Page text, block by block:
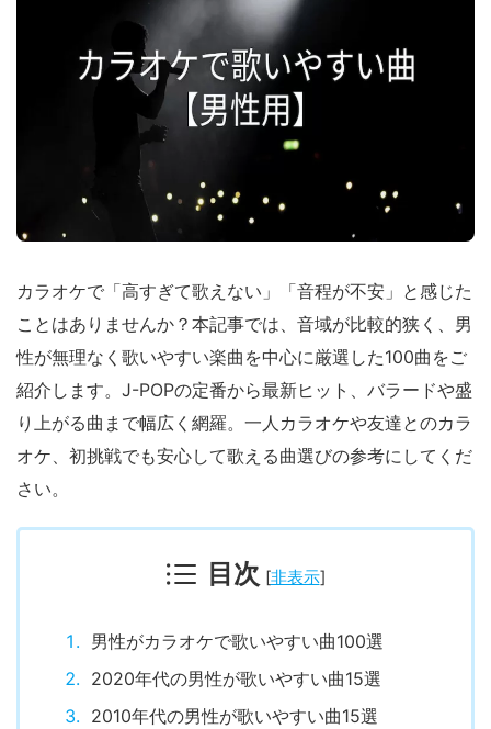
カラオケで「高すぎて歌えない」「音程が不安」と感じた
ことはありませんか？本記事では、音域が比較的狭く、男
性が無理なく歌いやすい楽曲を中心に厳選した100曲をご
紹介します。J-POPの定番から最新ヒット、バラードや盛
り上がる曲まで幅広く網羅。一人カラオケや友達とのカラ
オケ、初挑戦でも安心して歌える曲選びの参考にしてくだ
さい。
目次 [非表示]
男性がカラオケで歌いやすい曲100選
2020年代の男性が歌いやすい曲15選
2010年代の男性が歌いやすい曲15選